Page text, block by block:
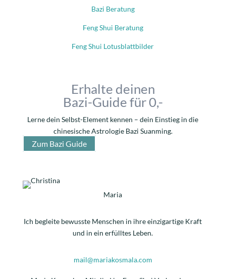
Bazi Beratung
Feng Shui Beratung
Feng Shui Lotusblattbilder
Erhalte deinen
Bazi-Guide für 0,-
Lerne dein Selbst-Element kennen – dein Einstieg in die
chinesische Astrologie Bazi Suanming.
Zum Bazi Guide
Maria
Ich begleite bewusste Menschen in ihre einzigartige Kraft
und in ein erfülltes Leben.
mail@mariakosmala.com